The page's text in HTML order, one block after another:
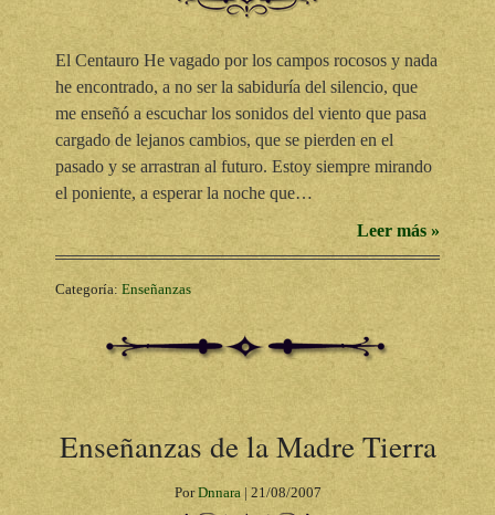
El Centauro He vagado por los campos rocosos y nada
he encontrado, a no ser la sabiduría del silencio, que
me enseñó a escuchar los sonidos del viento que pasa
cargado de lejanos cambios, que se pierden en el
pasado y se arrastran al futuro. Estoy siempre mirando
el poniente, a esperar la noche que…
Leer más »
Categoría: Enseñanzas
Enseñanzas de la Madre Tierra
PorDnnara| 21/08/2007